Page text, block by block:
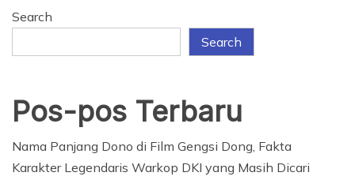
Search
Search
Pos-pos Terbaru
Nama Panjang Dono di Film Gengsi Dong, Fakta
Karakter Legendaris Warkop DKI yang Masih Dicari